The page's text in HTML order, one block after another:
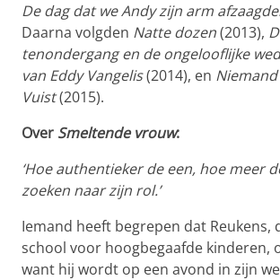
De dag dat we Andy zijn arm
Daarna volgden Natte dozen(2013),
tenondergang en de ongelooflijke
van Eddy Vangelis(2014), en
Vuist(2015).
Over Smeltende vrouw:
‘Hoe authentieker de een, hoe meer
zoeken naar zijn rol.’
Iemand heeft begrepen dat Reukens,
school voor hoogbegaafde kinderen,
want hij wordt op een avond in zijn